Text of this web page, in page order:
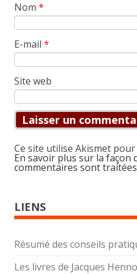
Nom *
E-mail *
Site web
Ce site utilise Akismet
En savoir plus sur la façon
commentaires sont traitées
LIENS
Résumé des conseils
Les livres de Jacques Henno